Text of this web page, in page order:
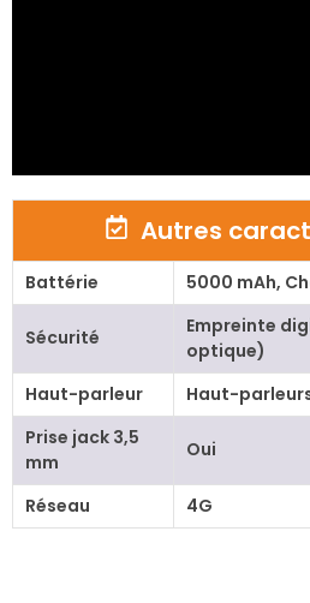
Autres
Battérie 5000 mAh,
Sécurité
Empreinte
optique)
Haut-parleur
Haut-
Prise jack 3,5
mm
Oui
Réseau 4G